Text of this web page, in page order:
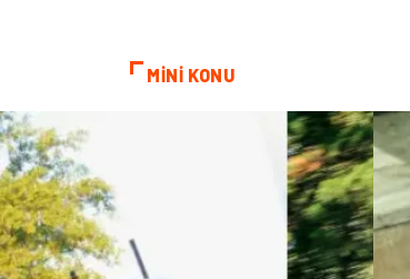
MİNİ KONU